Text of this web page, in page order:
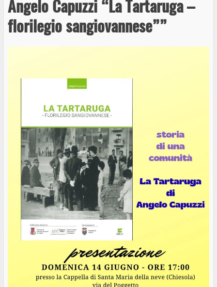
Angelo Capuzzi “La Tartaruga –
florilegio sangiovannese””